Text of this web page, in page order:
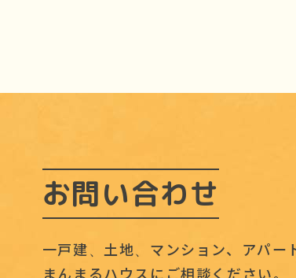
お問い合わせ
一戸建、土地、マンション、アパー
まんまるハウスにご相談ください。